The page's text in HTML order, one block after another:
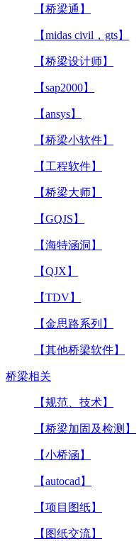
【桥梁通】
【midas civil，gts】
【桥梁设计师】
【sap2000】
【ansys】
【桥梁小软件】
【工程软件】
【桥梁大师】
【GQJS】
【海特涵洞】
【QJX】
【TDV】
【金思路系列】
【其他桥梁软件】
桥梁相关
【规范、技术】
【桥梁加固及检测】
【小桥涵】
【autocad】
【项目图纸】
【图纸交流】